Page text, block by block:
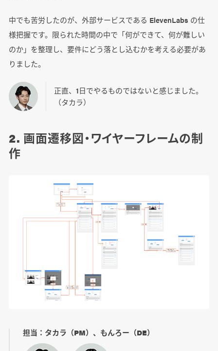
中でも苦労したのが、外部サービスである ElevenLabs の仕
様把握です。限られた時間の中で「何ができて、何が難しい
のか」を整理し、要件にどう落とし込むかを考える必要があ
りました。
正直、1日でやるものではないと感じました。
（タカラ）
2. 画面遷移図・ワイヤーフレームの制
作
担当：タカラ（PM）、もんろー（DE）